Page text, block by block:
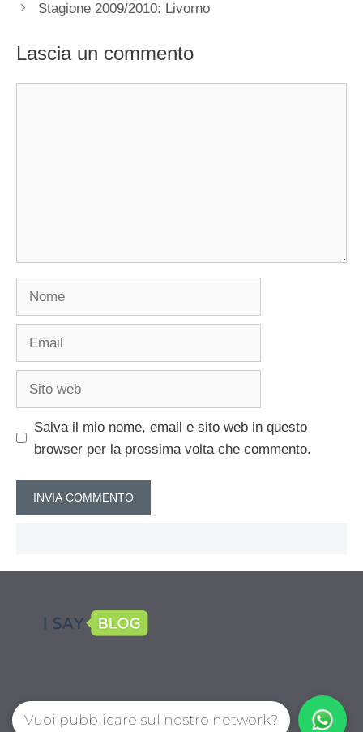
Stagione 2009/2010: Livorno
Lascia un commento
Salva il mio nome, email e sito web in questo
browser per la prossima volta che commento.
Vuoi pubblicare sul nostro network?